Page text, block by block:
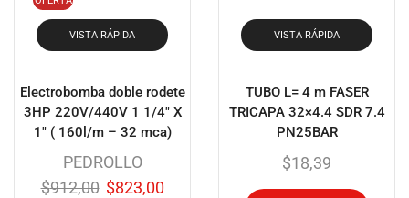
VISTA RÁPIDA
Electrobomba doble rodete
3HP 220V/440V 1 1/4″ X
1″ ( 160l/m – 32 mca)
PEDROLLO
$912,00 $823,00
VISTA RÁPIDA
TUBO L= 4 m FASER
TRICAPA 32×4.4 SDR 7.4
PN25BAR
$18,39